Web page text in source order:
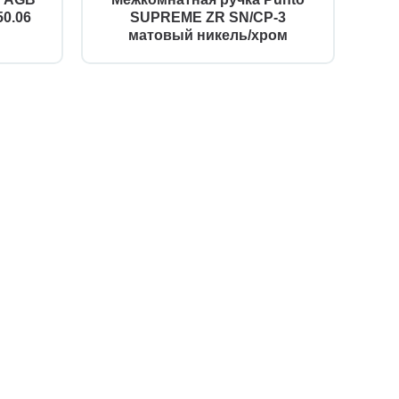
SUPREME ZR SN/CP-3
матовый никель/хром